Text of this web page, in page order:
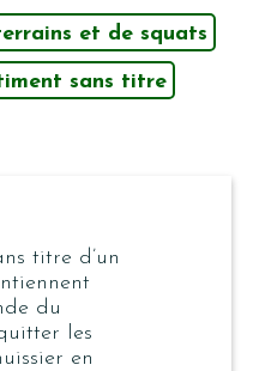
et de squats
sans titre
titre d’un
du
les
en